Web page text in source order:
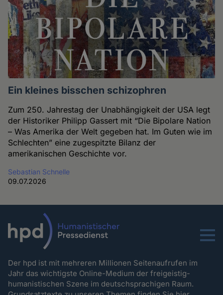
Ein kleines bisschen schizophren
Zum 250. Jahrestag der Unabhängigkeit der USA legt
der Historiker Philipp Gassert mit “Die Bipolare Nation
– Was Amerika der Welt gegeben hat. Im Guten wie im
Schlechten” eine zugespitzte Bilanz der
amerikanischen Geschichte vor.
Sebastian Schnelle
09.07.2026
Menu
Der hpd ist mit mehreren Millionen Seitenaufrufen im
Jahr das wichtigste Online-Medium der freigeistig-
humanistischen Szene im deutschsprachigen Raum.